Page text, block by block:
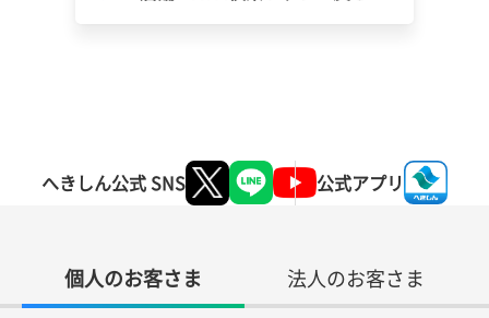
へきしん公式 SNS 公式アプリ
個人のお客さま 法人のお客さま